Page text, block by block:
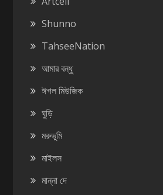
Shunno
TahseeNation
আমার বন্ধু
ঈগল মিউজিক
ঘুড়ি
মরুভুমি
মাইলস
মান্না দে